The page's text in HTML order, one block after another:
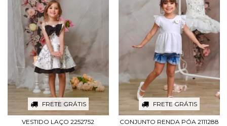
FRETE GRÁTIS
VESTIDO LAÇO 2252752
FRETE GRÁTIS
CONJUNTO RENDA PÓA 2111288